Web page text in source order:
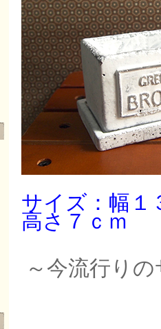
サイズ：幅１
高さ７ｃｍ
～今流行り